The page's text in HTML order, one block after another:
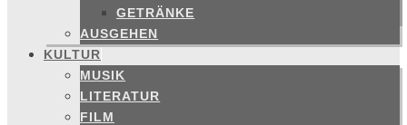
GETRÄNKE
AUSGEHEN
KULTUR
MUSIK
LITERATUR
FILM